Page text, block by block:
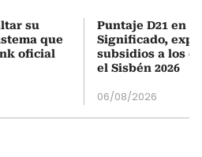
su
que
oficial
Puntaje D21 en
Significado,
subsidios a los
el Sisbén 2026
06/08/2026